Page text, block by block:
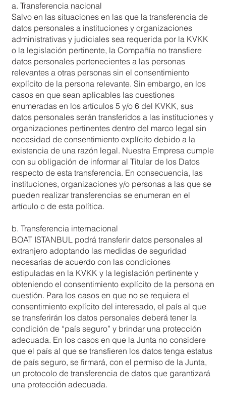
a. Transferencia nacional
Salvo en las situaciones en las que la transferencia de
datos personales a instituciones y organizaciones
administrativas y judiciales sea requerida por la KVKK
o la legislación pertinente, la Compañía no transfiere
datos personales pertenecientes a las personas
relevantes a otras personas sin el consentimiento
explícito de la persona relevante. Sin embargo, en los
casos en que sean aplicables las cuestiones
enumeradas en los artículos 5 y/o 6 del KVKK, sus
datos personales serán transferidos a las instituciones y
organizaciones pertinentes dentro del marco legal sin
necesidad de consentimiento explícito debido a la
existencia de una razón legal. Nuestra Empresa cumple
con su obligación de informar al Titular de los Datos
respecto de esta transferencia. En consecuencia, las
instituciones, organizaciones y/o personas a las que se
pueden realizar transferencias se enumeran en el
artículo c de esta política.
b. Transferencia internacional
BOAT ISTANBUL podrá transferir datos personales al
extranjero adoptando las medidas de seguridad
necesarias de acuerdo con las condiciones
estipuladas en la KVKK y la legislación pertinente y
obteniendo el consentimiento explícito de la persona en
cuestión. Para los casos en que no se requiera el
consentimiento explícito del interesado, el país al que
se transferirán los datos personales deberá tener la
condición de “país seguro” y brindar una protección
adecuada. En los casos en que la Junta no considere
que el país al que se transfieren los datos tenga estatus
de país seguro, se firmará, con el permiso de la Junta,
un protocolo de transferencia de datos que garantizará
una protección adecuada.